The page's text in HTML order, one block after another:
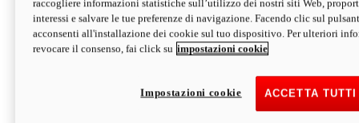
120,4 CVPotenza
94 NmCoppia
177 kgPeso in ordine di marcia
senza carburante
Depotenziata 35 kW: 18.890 € i
configura scopri di più
raccogliere informazioni statistiche sull’utilizzo dei nostri siti Web,
interessi e salvare le tue preferenze di navigazione. Facendo clic sul
acconsenti all'installazione dei cookie sul tuo dispositivo. Per ulteriori
revocare il consenso, fai click su impostazioni cookie
ACCETTA
Impostazioni cookie